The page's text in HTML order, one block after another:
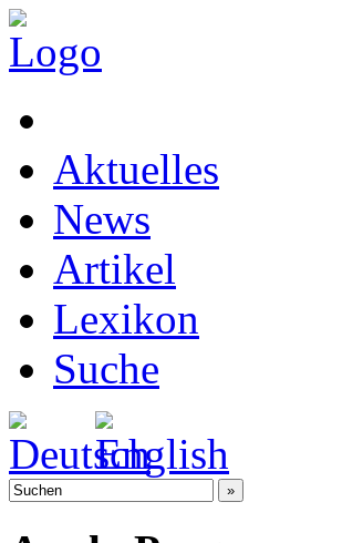
Aktuelles
News
Artikel
Lexikon
Suche